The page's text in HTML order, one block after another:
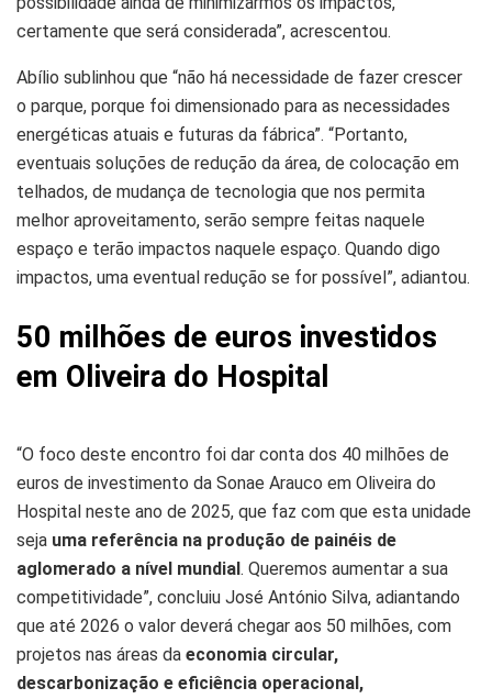
certamente que será considerada”, acrescentou.
Abílio sublinhou que “não há necessidade de fazer crescer
o parque, porque foi dimensionado para as necessidades
energéticas atuais e futuras da fábrica”. “Portanto,
eventuais soluções de redução da área, de colocação em
telhados, de mudança de tecnologia que nos permita
melhor aproveitamento, serão sempre feitas naquele
espaço e terão impactos naquele espaço. Quando digo
impactos, uma eventual redução se for possível”, adiantou.
50 milhões de euros investidos
em Oliveira do Hospital
“O foco deste encontro foi dar conta dos 40 milhões de
euros de investimento da Sonae Arauco em Oliveira do
Hospital neste ano de 2025, que faz com que esta unidade
seja uma referência na produção de painéis de
aglomerado a nível mundial. Queremos aumentar a sua
competitividade”, concluiu José António Silva, adiantando
que até 2026 o valor deverá chegar aos 50 milhões, com
projetos nas áreas da economia circular,
descarbonização e eficiência operacional,